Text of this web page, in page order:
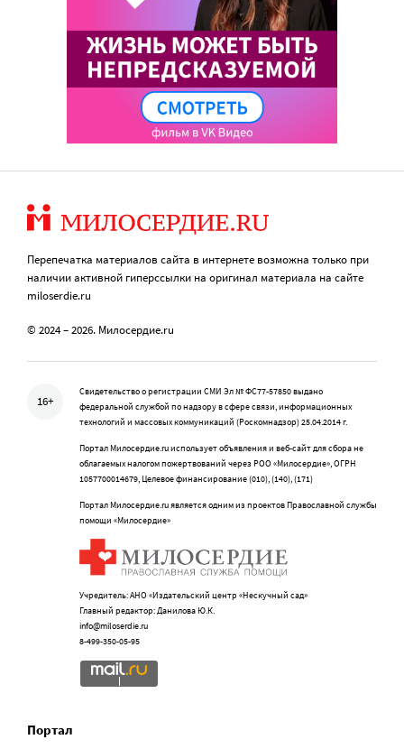
Перепечатка материалов сайта в интернете возможна только при
наличии активной гиперссылки на оригинал материала на сайте
miloserdie.ru
© 2024 – 2026. Милосердие.ru
16+
Свидетельство о регистрации СМИ Эл № ФС77-57850 выдано
федеральной службой по надзору в сфере связи, информационных
технологий и массовых коммуникаций (Роскомнадзор) 25.04.2014 г.
Портал Милосердие.ru использует объявления и веб-сайт для сбора не
облагаемых налогом пожертвований через РОО «Милосердие», ОГРН
1057700014679, Целевое финансирование (010), (140), (171)
Портал Милосердие.ru является одним из проектов Православной службы
помощи «Милосердие»
Учредитель: АНО «Издательский центр «Нескучный сад»
Главный редактор: Данилова Ю.К.
info@miloserdie.ru
8-499-350-05-95
Портал